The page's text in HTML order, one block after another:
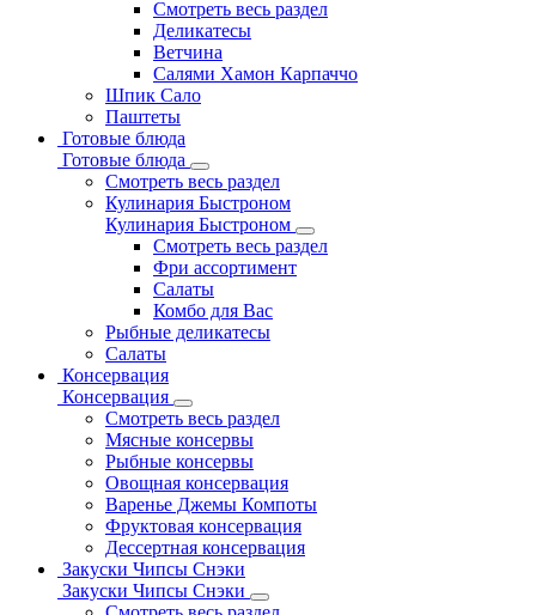
Смотреть весь раздел
Деликатесы
Ветчина
Салями Хамон Карпаччо
Шпик Сало
Паштеты
Готовые блюда
Готовые блюда
Смотреть весь раздел
Кулинария Быстроном
Кулинария Быстроном
Смотреть весь раздел
Фри ассортимент
Салаты
Комбо для Вас
Рыбные деликатесы
Салаты
Консервация
Консервация
Смотреть весь раздел
Мясные консервы
Рыбные консервы
Овощная консервация
Варенье Джемы Компоты
Фруктовая консервация
Дессертная консервация
Закуски Чипсы Снэки
Закуски Чипсы Снэки